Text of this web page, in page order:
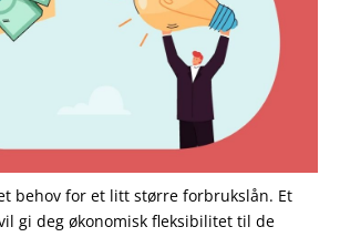
behov for et litt større forbrukslån. Et
gi deg økonomisk fleksibilitet til de